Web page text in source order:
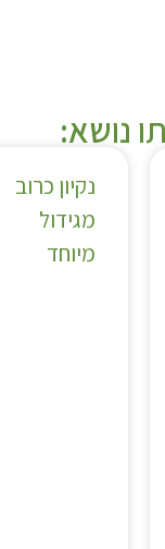
נושא:
נקיון כרוב
מגידול
מיוחד